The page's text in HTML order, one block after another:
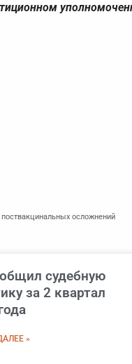
осложнений
судебную
за 2 квартал
»